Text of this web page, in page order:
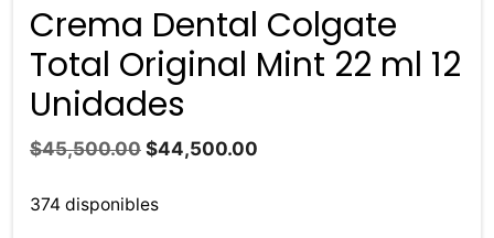
Crema Dental Colgate
Total Original Mint 22 ml 12
Unidades
$45,500.00 El
original
$44,500.00
374 disponibles